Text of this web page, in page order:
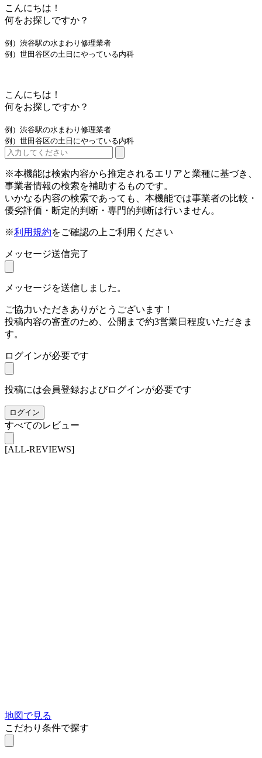
こんにちは！
何をお探しですか？
例）渋谷駅の水まわり修理業者
例）世田谷区の土日にやっている内科
こんにちは！
何をお探しですか？
例）渋谷駅の水まわり修理業者
例）世田谷区の土日にやっている内科
※本機能は検索内容から推定されるエリアと業種に基づき、
事業者情報の検索を補助するものです。
いかなる内容の検索であっても、本機能では事業者の比較・
優劣評価・断定的判断・専門的判断は行いません。
※利用規約をご確認の上ご利用ください
メッセージ送信完了
メッセージを送信しました。
ご協力いただきありがとうございます！
投稿内容の審査のため、公開まで約3営業日程度いただきま
す。
ログインが必要です
投稿には会員登録およびログインが必要です
ログイン
すべてのレビュー
[ALL-REVIEWS]
地図で見る
こだわり条件で探す